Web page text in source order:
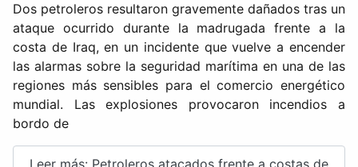
Dos petroleros resultaron gravemente dañados tras un
ataque ocurrido durante la madrugada frente a la
costa de Iraq, en un incidente que vuelve a encender
las alarmas sobre la seguridad marítima en una de las
regiones más sensibles para el comercio energético
mundial. Las explosiones provocaron incendios a
bordo de
Leer más: Petroleros atacados frente a costas de